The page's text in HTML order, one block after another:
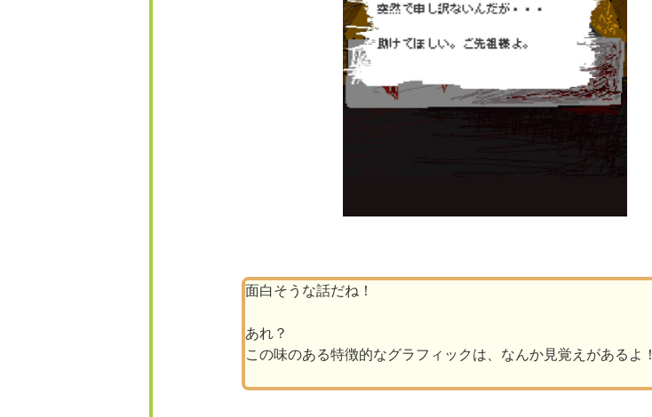
面白そうな話だね！
あれ？
この味のある特徴的なグラフィックは、なんか見覚えがあるよ！